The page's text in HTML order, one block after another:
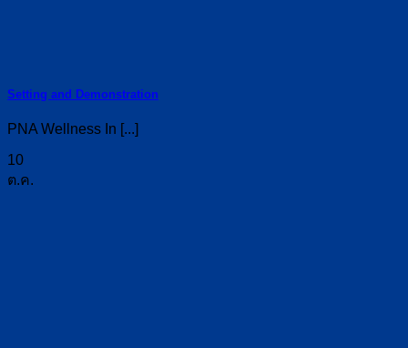
Setting and Demonstration
PNA Wellness In [...]
10
ต.ค.